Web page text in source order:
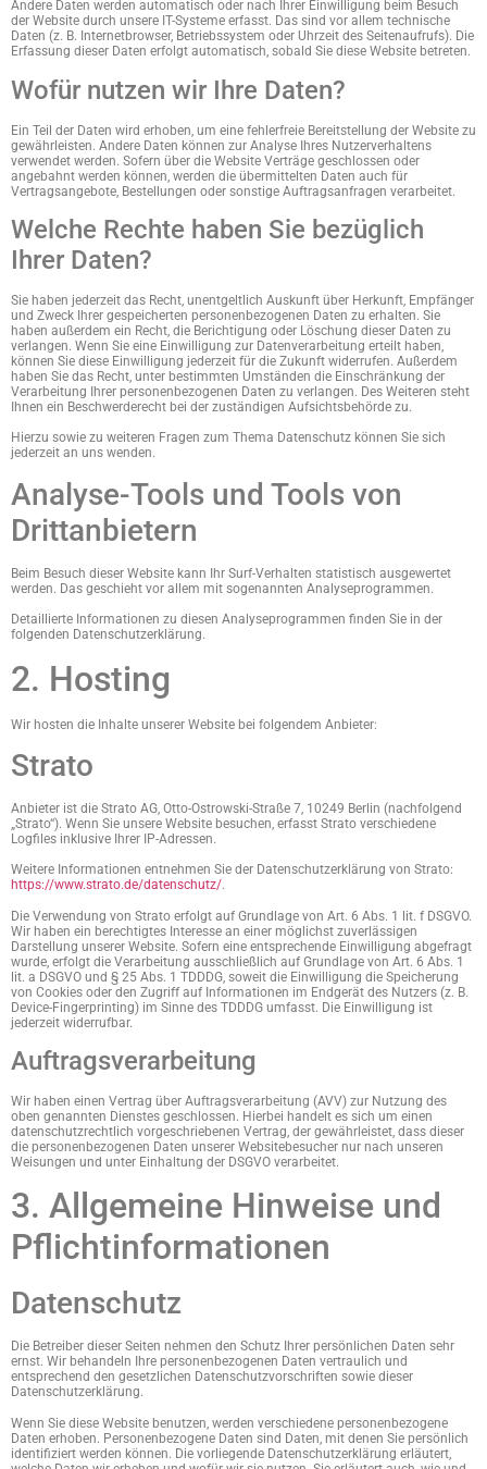
Andere Daten werden automatisch oder nach Ihrer Einwilligung beim Besuch
der Website durch unsere IT-Systeme erfasst. Das sind vor allem technische
Daten (z. B. Internetbrowser, Betriebssystem oder Uhrzeit des Seitenaufrufs). Die
Erfassung dieser Daten erfolgt automatisch, sobald Sie diese Website betreten.
Wofür nutzen wir Ihre Daten?
Ein Teil der Daten wird erhoben, um eine fehlerfreie Bereitstellung der Website zu
gewährleisten. Andere Daten können zur Analyse Ihres Nutzerverhaltens
verwendet werden. Sofern über die Website Verträge geschlossen oder
angebahnt werden können, werden die übermittelten Daten auch für
Vertragsangebote, Bestellungen oder sonstige Auftragsanfragen verarbeitet.
Welche Rechte haben Sie bezüglich
Ihrer Daten?
Sie haben jederzeit das Recht, unentgeltlich Auskunft über Herkunft, Empfänger
und Zweck Ihrer gespeicherten personenbezogenen Daten zu erhalten. Sie
haben außerdem ein Recht, die Berichtigung oder Löschung dieser Daten zu
verlangen. Wenn Sie eine Einwilligung zur Datenverarbeitung erteilt haben,
können Sie diese Einwilligung jederzeit für die Zukunft widerrufen. Außerdem
haben Sie das Recht, unter bestimmten Umständen die Einschränkung der
Verarbeitung Ihrer personenbezogenen Daten zu verlangen. Des Weiteren steht
Ihnen ein Beschwerderecht bei der zuständigen Aufsichtsbehörde zu.
Hierzu sowie zu weiteren Fragen zum Thema Datenschutz können Sie sich
jederzeit an uns wenden.
Analyse-Tools und Tools von
Dritt­anbietern
Beim Besuch dieser Website kann Ihr Surf-Verhalten statistisch ausgewertet
werden. Das geschieht vor allem mit sogenannten Analyseprogrammen.
Detaillierte Informationen zu diesen Analyseprogrammen finden Sie in der
folgenden Datenschutzerklärung.
2. Hosting
Wir hosten die Inhalte unserer Website bei folgendem Anbieter:
Strato
Anbieter ist die Strato AG, Otto-Ostrowski-Straße 7, 10249 Berlin (nachfolgend
„Strato“). Wenn Sie unsere Website besuchen, erfasst Strato verschiedene
Logfiles inklusive Ihrer IP-Adressen.
Weitere Informationen entnehmen Sie der Datenschutzerklärung von Strato:
https://www.strato.de/datenschutz/.
Die Verwendung von Strato erfolgt auf Grundlage von Art. 6 Abs. 1 lit. f DSGVO.
Wir haben ein berechtigtes Interesse an einer möglichst zuverlässigen
Darstellung unserer Website. Sofern eine entsprechende Einwilligung abgefragt
wurde, erfolgt die Verarbeitung ausschließlich auf Grundlage von Art. 6 Abs. 1
lit. a DSGVO und § 25 Abs. 1 TDDDG, soweit die Einwilligung die Speicherung
von Cookies oder den Zugriff auf Informationen im Endgerät des Nutzers (z. B.
Device-Fingerprinting) im Sinne des TDDDG umfasst. Die Einwilligung ist
jederzeit widerrufbar.
Auftragsverarbeitung
Wir haben einen Vertrag über Auftragsverarbeitung (AVV) zur Nutzung des
oben genannten Dienstes geschlossen. Hierbei handelt es sich um einen
datenschutzrechtlich vorgeschriebenen Vertrag, der gewährleistet, dass dieser
die personenbezogenen Daten unserer Websitebesucher nur nach unseren
Weisungen und unter Einhaltung der DSGVO verarbeitet.
3. Allgemeine Hinweise und
Pflicht­informationen
Datenschutz
Die Betreiber dieser Seiten nehmen den Schutz Ihrer persönlichen Daten sehr
ernst. Wir behandeln Ihre personenbezogenen Daten vertraulich und
entsprechend den gesetzlichen Datenschutzvorschriften sowie dieser
Datenschutzerklärung.
Wenn Sie diese Website benutzen, werden verschiedene personenbezogene
Daten erhoben. Personenbezogene Daten sind Daten, mit denen Sie persönlich
identifiziert werden können. Die vorliegende Datenschutzerklärung erläutert,